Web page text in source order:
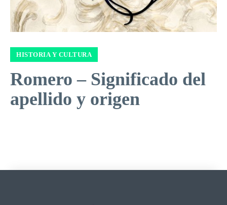
HISTORIA Y CULTURA
Romero – Significado del
apellido y origen